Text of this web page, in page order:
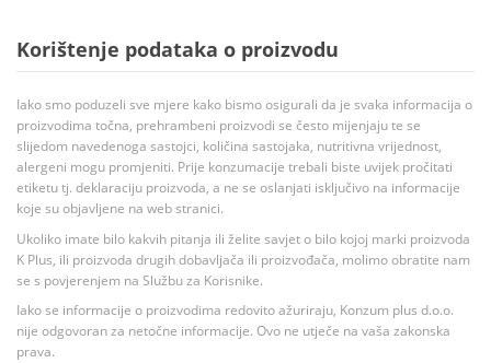
Korištenje podataka o proizvodu
Iako smo poduzeli sve mjere kako bismo osigurali da je svaka informacija o
proizvodima točna, prehrambeni proizvodi se često mijenjaju te se
slijedom navedenoga sastojci, količina sastojaka, nutritivna vrijednost,
alergeni mogu promjeniti. Prije konzumacije trebali biste uvijek pročitati
etiketu tj. deklaraciju proizvoda, a ne se oslanjati isključivo na informacije
koje su objavljene na web stranici.
Ukoliko imate bilo kakvih pitanja ili želite savjet o bilo kojoj marki proizvoda
K Plus, ili proizvoda drugih dobavljača ili proizvođača, molimo obratite nam
se s povjerenjem na Službu za Korisnike.
Iako se informacije o proizvodima redovito ažuriraju, Konzum plus d.o.o.
nije odgovoran za netočne informacije. Ovo ne utječe na vaša zakonska
prava.